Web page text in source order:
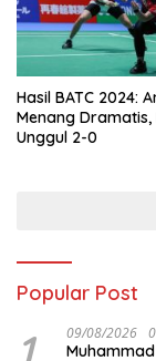
Hasil BATC 2024:
Menang Dramatis,
Unggul 2-0
Popular Post
09/08/2026